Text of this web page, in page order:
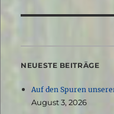
NEUESTE BEITRÄGE
Auf den Spuren
August 3, 2026